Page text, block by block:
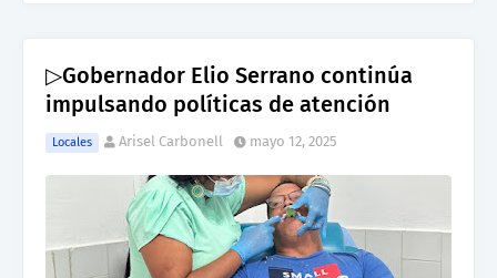
▷Gobernador Elio Serrano continúa
impulsando políticas de atención
Locales Arisel Carbonell mayo 12, 2025